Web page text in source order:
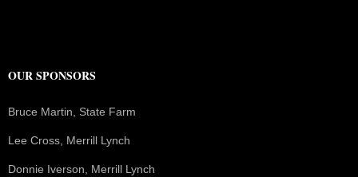
OUR SPONSORS
Bruce Martin, State Farm
Lee Cross, Merrill Lynch
Donnie Iverson, Merrill Lynch